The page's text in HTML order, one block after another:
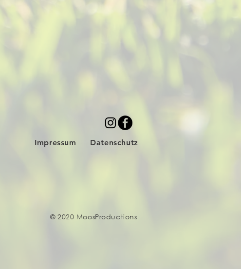
Impressum Datenschutz
© 2020 MoosProductions